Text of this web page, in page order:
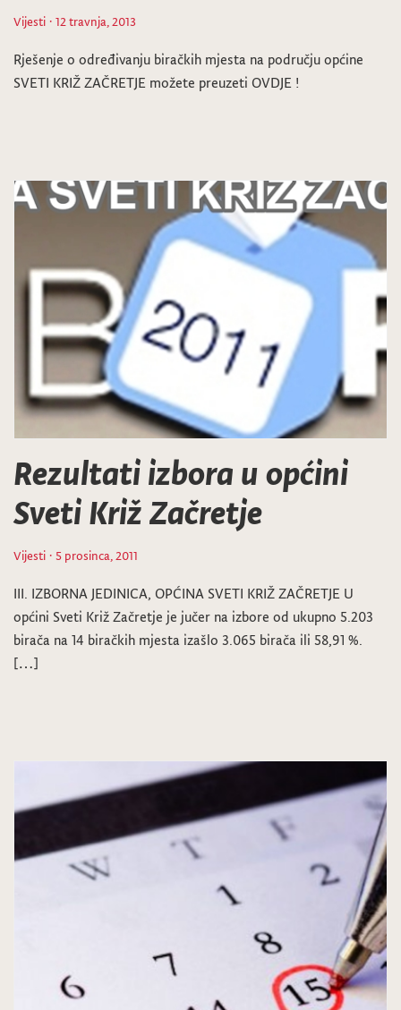
Vijesti · 12 travnja, 2013
Rješenje o određivanju biračkih mjesta na području općine
SVETI KRIŽ ZAČRETJE možete preuzeti OVDJE !
Rezultati izbora u općini
Sveti Križ Začretje
Vijesti · 5 prosinca, 2011
III. IZBORNA JEDINICA, OPĆINA SVETI KRIŽ ZAČRETJE U
općini Sveti Križ Začretje je jučer na izbore od ukupno 5.203
birača na 14 biračkih mjesta izašlo 3.065 birača ili 58,91 %.
[…]